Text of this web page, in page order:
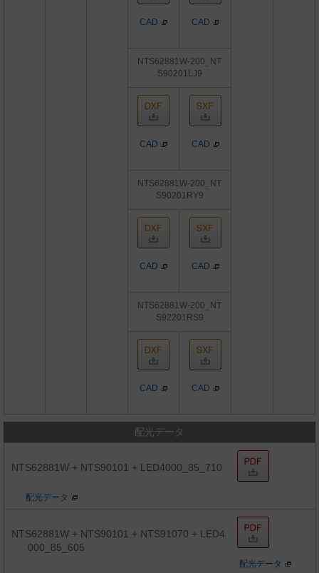
CAD CAD
NTS62881W-200_NT
S90201LJ9
CAD CAD
NTS62881W-200_NT
S90201RY9
CAD CAD
NTS62881W-200_NT
S92201RS9
CAD CAD
配光データ
NTS62881W + NTS90101 + LED4000_85_710
配光データ
NTS62881W + NTS90101 + NTS91070 + LED4
000_85_605
配光データ